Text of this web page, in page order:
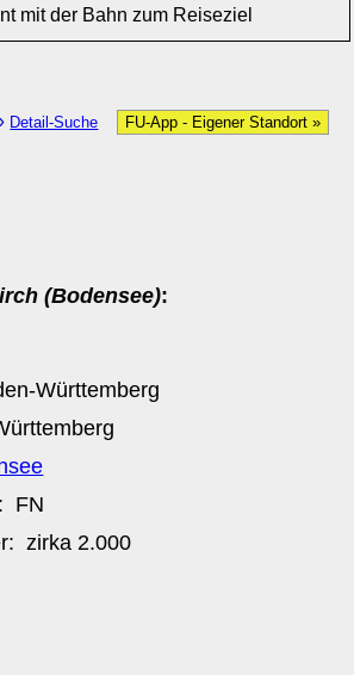
mit der Bahn zum Reiseziel
Detail-Suche FU-App - Eigener Standort »
(Bodensee):
Württemberg
FN
zirka 2.000